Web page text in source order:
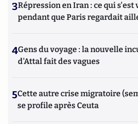
3Répression en Iran : ce qui
pendant que Paris regardait
4Gens du voyage : la nouvelle
d'Attal fait des vagues
5Cette autre crise migratoire
se profile après Ceuta